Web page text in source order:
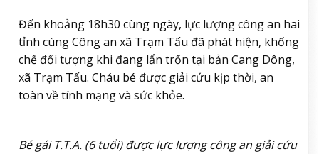
Đến khoảng 18h30 cùng ngày, lực lượng công an hai
tỉnh cùng Công an xã Trạm Tấu đã phát hiện, khống
chế đối tượng khi đang lẩn trốn tại bản Cang Dông,
xã Trạm Tấu. Cháu bé được giải cứu kịp thời, an
toàn về tính mạng và sức khỏe.
Bé gái T.T.A. (6 tuổi) được lực lượng công an giải cứu